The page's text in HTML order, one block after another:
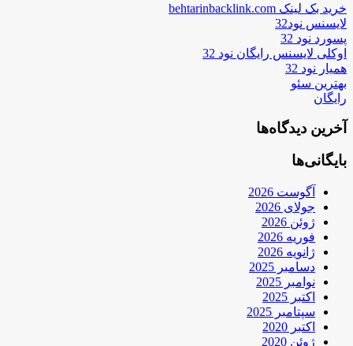
خرید بک لینک behtarinbacklink.com
لایسنس نود32
پسورد نود 32
اوکلی لایسنس رایگان نود 32
همیار نود 32
بهترین سئو
رایگان
آخرین دیدگاه‌ها
بایگانی‌ها
آگوست 2026
جولای 2026
ژوئن 2026
فوریه 2026
ژانویه 2026
دسامبر 2025
نوامبر 2025
اکتبر 2025
سپتامبر 2025
اکتبر 2020
ژوئن 2020